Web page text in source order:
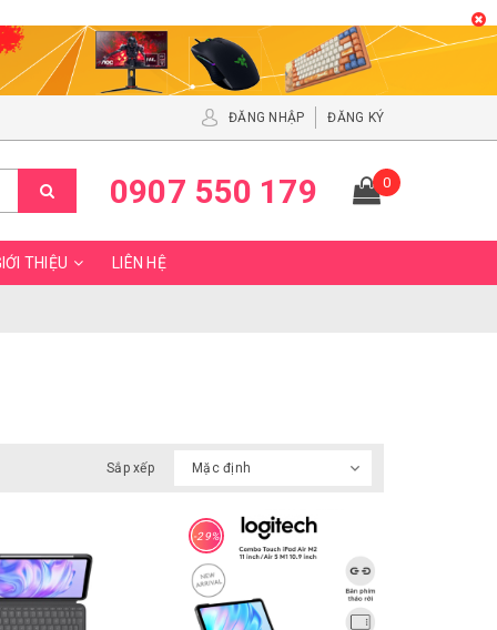
ĐĂNG NHẬP ĐĂNG KÝ
0907 550 179 0
THIỆU LIÊN HỆ
-29%